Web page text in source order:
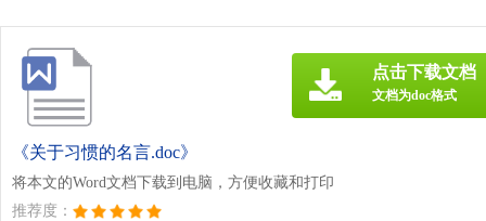
《关于习惯的名言.doc》
将本文的Word文档下载到电脑，方便收藏和打印
推荐度：
点击下载文档
文档为doc格式